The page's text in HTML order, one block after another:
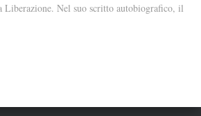
Nel suo scritto autobiografico, il